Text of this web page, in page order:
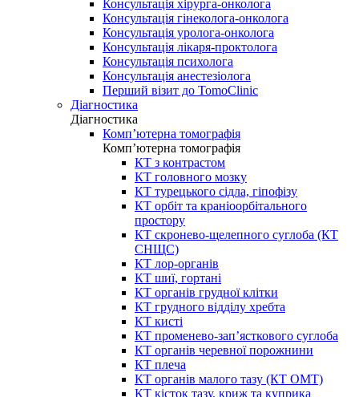
Консультація хірурга-онколога
Консультація гінеколога-онколога
Консультація уролога-онколога
Консультація лікаря-проктолога
Консультація психолога
Консультація анестезіолога
Перший візит до TomoClinic
Діагностика
Діагностика
Комп’ютерна томографія
Комп’ютерна томографія
КТ з контрастом
КТ головного мозку
КТ турецького сідла, гіпофізу
КТ орбіт та краніоорбітального
простору
КТ скронево-щелепного суглоба (КТ
СНЩС)
КТ лор-органів
КТ шиї, гортані
КТ органів грудної клітки
КТ грудного відділу хребта
КТ кисті
КТ променево-зап’ясткового суглоба
КТ органів черевної порожнини
КТ плеча
КТ органів малого тазу (КТ ОМТ)
КТ кісток тазу, криж та куприка